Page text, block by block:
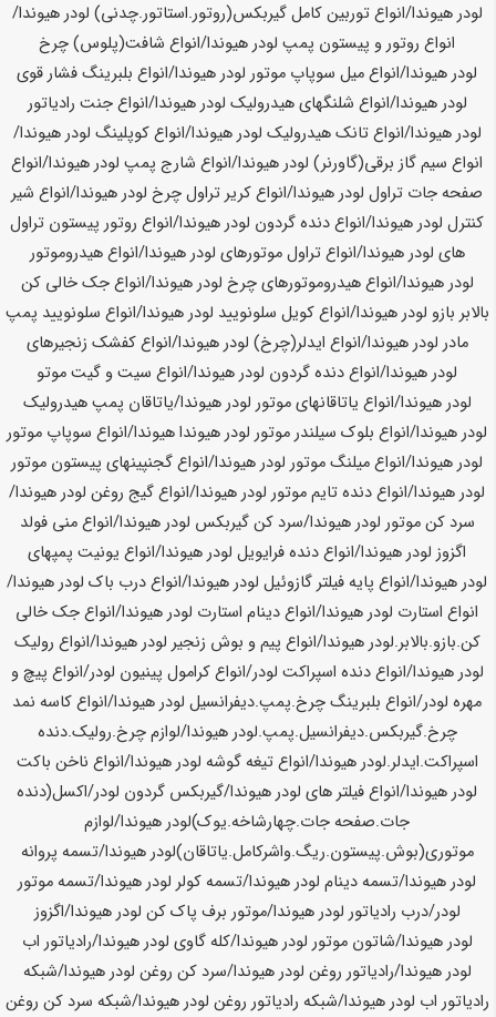
لودرهیوندا/انواع توربین کامل گیربکس(روتور.استاتور.چدنی) لودرهیوندا/
انواع روتور و پیستون پمپ لودرهیوندا/انواع شافت(پلوس) چرخ
لودرهیوندا/انواع میل سوپاپ موتور لودرهیوندا/انواع بلبرینگ فشار قوی
لودرهیوندا/انواع شلنگهای هیدرولیک لودرهیوندا/انواع جنت رادیاتور
لودرهیوندا/انواع تانک هیدرولیک لودرهیوندا/انواع کوپلینگ لودرهیوندا/
انواع سیم گاز برقی(گاورنر) لودرهیوندا/انواع شارج پمپ لودرهیوندا/انواع
صفحه جات تراول لودرهیوندا/انواع کریر تراول چرخ لودرهیوندا/انواع شیر
کنترل لودرهیوندا/انواع دنده گردون لودرهیوندا/انواع روتور پیستون تراول
های لودرهیوندا/انواع تراول موتورهای لودرهیوندا/انواع هیدروموتور
لودرهیوندا/انواع هیدروموتورهای چرخ لودرهیوندا/انواع جک خالی کن
بالابر بازو لودرهیوندا/انواع کویل سلونویید لودرهیوندا/انواع سلونویید پمپ
مادر لودرهیوندا/انواع ایدلر(چرخ) لودرهیوندا/انواع کفشک زنجیرهای
لودرهیوندا/انواع دنده گردون لودرهیوندا/انواع سیت و گیت موتو
لودرهیوندا/انواع یاتاقانهای موتور لودرهیوندا/یاتاقان پمپ هیدرولیک
لودرهیوندا/انواع بلوک سیلندر موتور لودرهیوندا هیوندا/انواع سوپاپ موتور
لودرهیوندا/انواع میلنگ موتور لودرهیوندا/انواع گجنپینهای پیستون موتور
لودرهیوندا/انواع دنده تایم موتور لودرهیوندا/انواع گیج روغن لودرهیوندا/
سرد کن موتور لودرهیوندا/سرد کن گیربکس لودرهیوندا/انواع منی فولد
اگزوز لودرهیوندا/انواع دنده فرایویل لودرهیوندا/انواع یونیت پمپهای
لودرهیوندا/انواع پایه فیلتر گازوئیل لودرهیوندا/انواع درب باک لودرهیوندا/
انواع استارت لودرهیوندا/انواع دینام استارت لودرهیوندا/انواع جک خالی
کن.بازو.بالابر.لودرهیوندا/انواع پیم و بوش زنجیر لودرهیوندا/انواع رولیک
لودرهیوندا/انواع دنده اسپراکت لودر/انواع کرامول پینیون لودر/انواع پیچ و
مهره لودر/انواع بلبرینگ چرخ.پمپ.دیفرانسیل لودرهیوندا/انواع کاسه نمد
چرخ.گیربکس.دیفرانسیل.پمپ.لودرهیوندا/لوازم چرخ.رولیک.دنده
اسپراکت.ایدلر.لودرهیوندا/انواع تیغه گوشه لودرهیوندا/انواع ناخن باکت
لودرهیوندا/انواع فیلتر های لودرهیوندا/گیربکس گردون لودر/اکسل(دنده
جات.صفحه جات.چهارشاخه.یوک)لودرهیوندا/لوازم
موتوری(بوش.پیستون.ریگ.واشرکامل.یاتاقان)لودرهیوندا/تسمه پروانه
لودرهیوندا/تسمه دینام لودر هیوندا/تسمه کولر لودر هیوندا/تسمه موتور
لودر/درب رادیاتور لودر هیوندا/موتور برف پاک کن لودر هیوندا/اگزوز
لودر هیوندا/شاتون موتور لودر هیوندا/کله گاوی لودر هیوندا/رادیاتور اب
لودر هیوندا/رادیاتور روغن لودر هیوندا/سرد کن روغن لودر هیوندا/شبکه
رادیاتور اب لودر هیوندا/شبکه رادیاتور روغن لودر هیوندا/شبکه سرد کن روغن